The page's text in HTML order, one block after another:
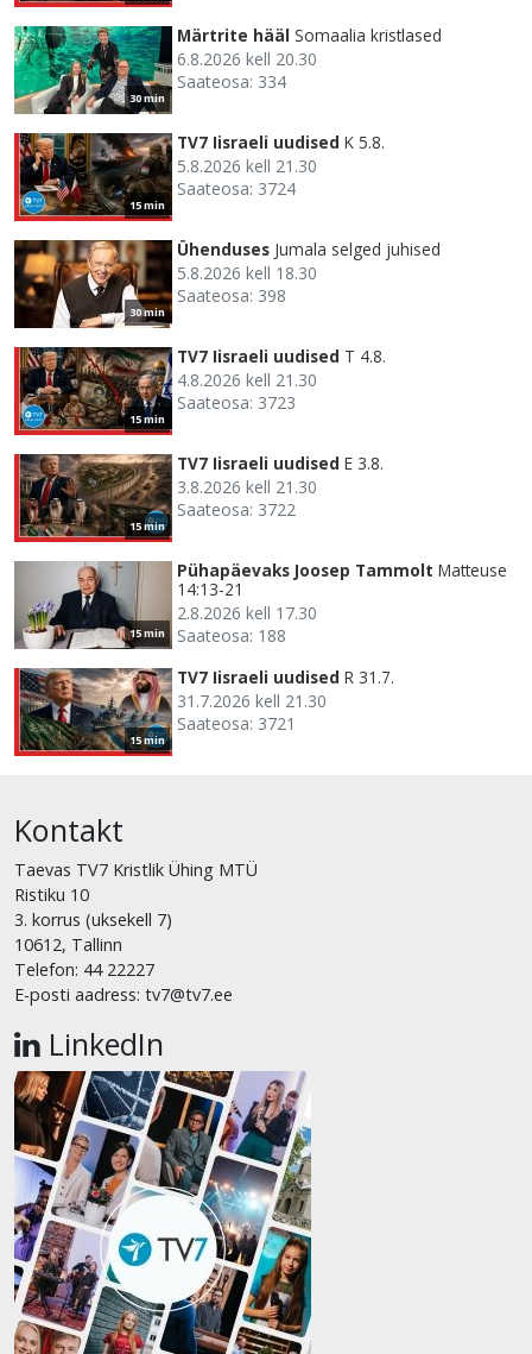
30 min
Märtrite hääl Somaalia kristlased
6.8.2026 kell 20.30
Saateosa: 334
15 min
TV7 Iisraeli uudised K 5.8.
5.8.2026 kell 21.30
Saateosa: 3724
30 min
Ühenduses Jumala selged juhised
5.8.2026 kell 18.30
Saateosa: 398
15 min
TV7 Iisraeli uudised T 4.8.
4.8.2026 kell 21.30
Saateosa: 3723
15 min
TV7 Iisraeli uudised E 3.8.
3.8.2026 kell 21.30
Saateosa: 3722
15 min
Pühapäevaks Joosep Tammolt Matteuse
14:13-21
2.8.2026 kell 17.30
Saateosa: 188
15 min
TV7 Iisraeli uudised R 31.7.
31.7.2026 kell 21.30
Saateosa: 3721
Kontakt
Taevas TV7 Kristlik Ühing MTÜ
Ristiku 10
3. korrus (uksekell 7)
10612, Tallinn
Telefon: 44 22227
E-posti aadress: tv7@tv7.ee
LinkedIn